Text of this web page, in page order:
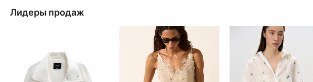
Лидеры продаж